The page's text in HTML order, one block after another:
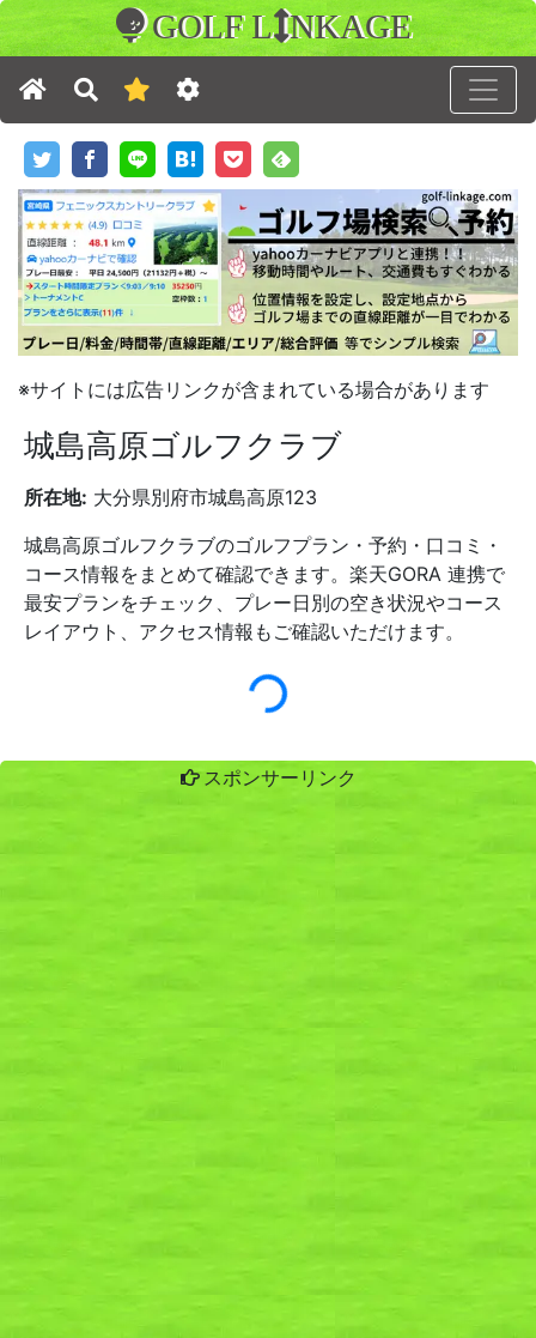
GOLF L NKAGE
※サイトには広告リンクが含まれている場合があります
城島高原ゴルフクラブ
所在地: 大分県別府市城島高原123
城島高原ゴルフクラブのゴルフプラン・予約・口コミ・
コース情報をまとめて確認できます。楽天GORA 連携で
最安プランをチェック、プレー日別の空き状況やコース
レイアウト、アクセス情報もご確認いただけます。
スポンサーリンク